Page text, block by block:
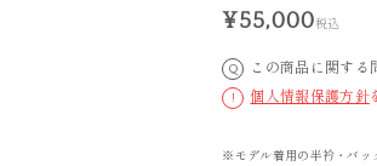
¥55,000税込
Q この商品に関する
! 個人情報保護方針
※モデル着用の半衿・バッ